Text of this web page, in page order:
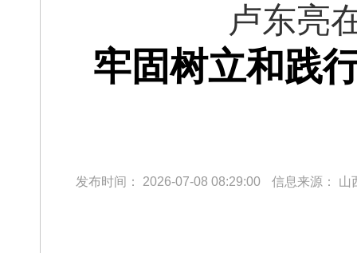
卢东亮
牢固树立和践
发布时间： 2026-07-08 08:29:00 信息来源： 山